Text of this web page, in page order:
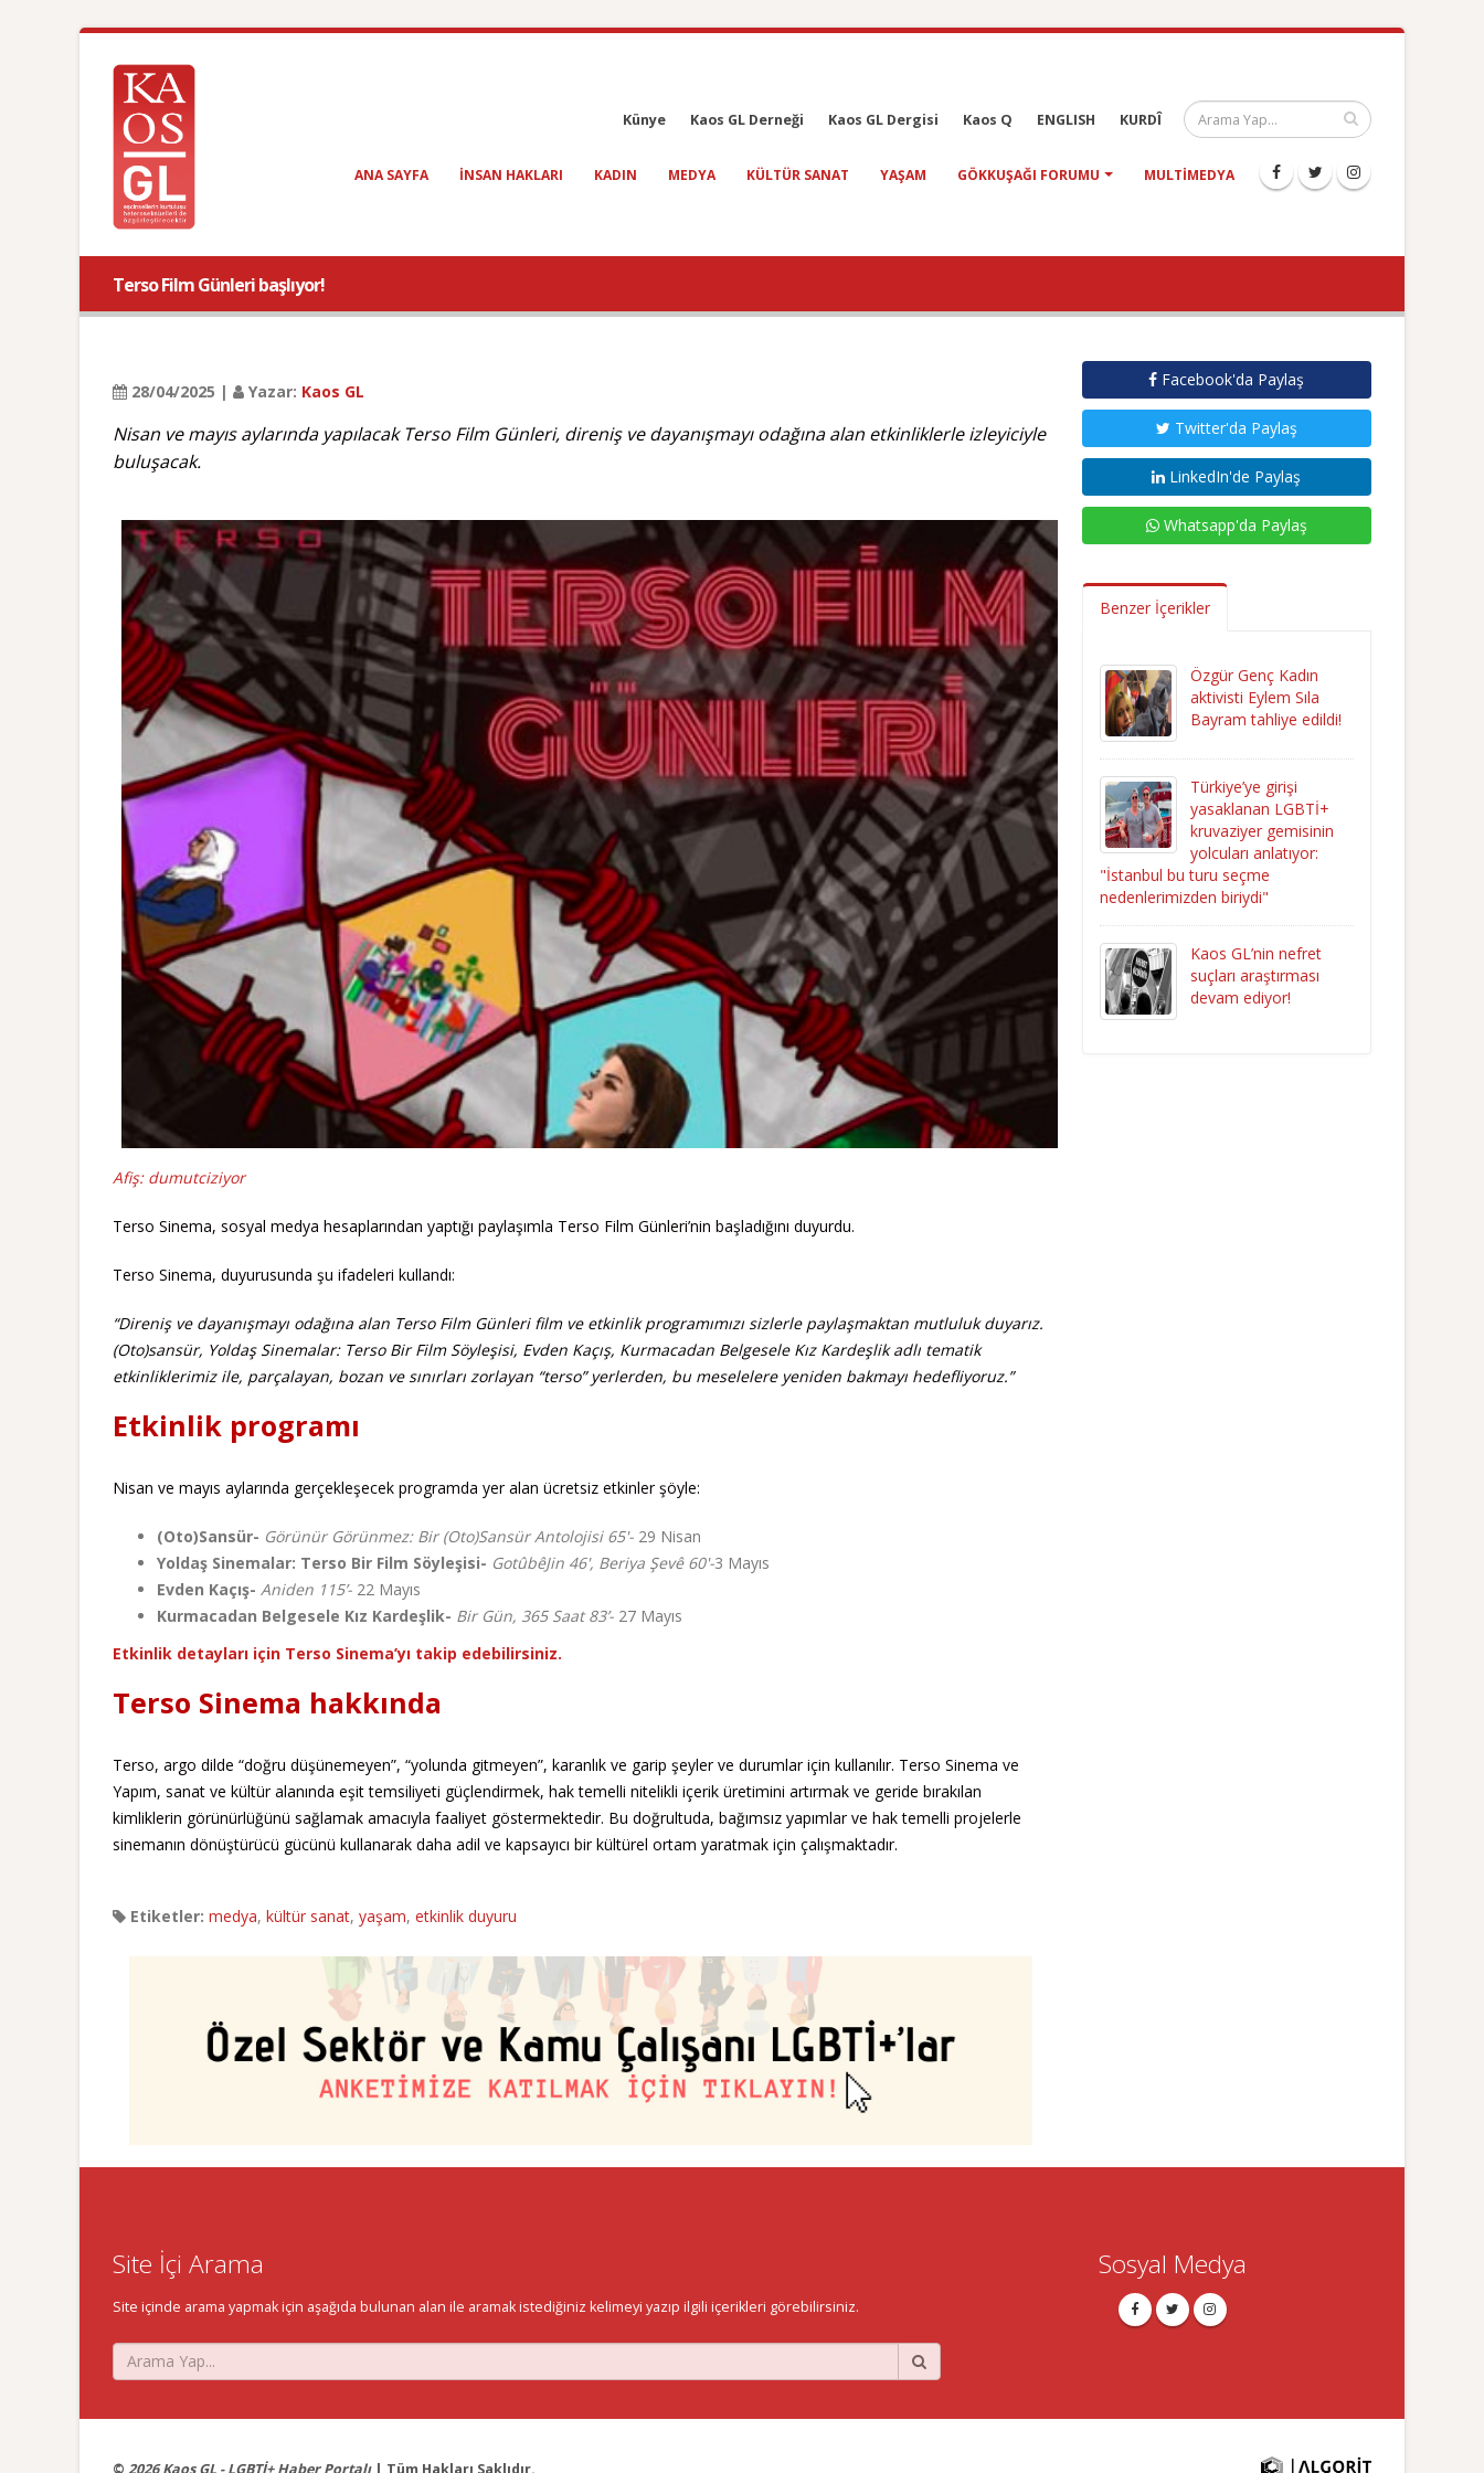
Künye Kaos GL Derneği Kaos GL Dergisi Kaos Q ENGLISH KURDÎ
ANA SAYFA INSAN HAKLARI KADIN MEDYA KÜLTÜR SANAT YAŞAM GÖKKUŞAĞI FORUMU MULTIMEDYA
Terso Film Günleri başlıyor!
28/04/2025 | Yazar: Kaos GL
Nisan ve mayıs aylarında yapılacak Terso Film Günleri, direniş ve dayanışmayı odağına alan etkinliklerle izleyiciyle
buluşacak.
Afiş: dumutciziyor
Terso Sinema, sosyal medya hesaplarından yaptığı paylaşımla Terso Film Günleri’nin başladığını duyurdu.
Terso Sinema, duyurusunda şu ifadeleri kullandı:
“Direniş ve dayanışmayı odağına alan Terso Film Günleri film ve etkinlik programımızı sizlerle paylaşmaktan mutluluk duyarız.
(Oto)sansür, Yoldaş Sinemalar: Terso Bir Film Söyleşisi, Evden Kaçış, Kurmacadan Belgesele Kız Kardeşlik adlı tematik
etkinliklerimiz ile, parçalayan, bozan ve sınırları zorlayan “terso” yerlerden, bu meselelere yeniden bakmayı hedefliyoruz.”
Etkinlik programı
Nisan ve mayıs aylarında gerçekleşecek programda yer alan ücretsiz etkinler şöyle:
(Oto)Sansür- Görünür Görünmez: Bir (Oto)Sansür Antolojisi 65'- 29 Nisan
Yoldaş Sinemalar: Terso Bir Film Söyleşisi- GotûbêJin 46', Beriya Şevê 60'-3 Mayıs
Evden Kaçış- Aniden 115’- 22 Mayıs
Kurmacadan Belgesele Kız Kardeşlik- Bir Gün, 365 Saat 83’- 27 Mayıs
Etkinlik detayları için Terso Sinema’yı takip edebilirsiniz.
Terso Sinema hakkında
Terso, argo dilde “doğru düşünemeyen”, “yolunda gitmeyen”, karanlık ve garip şeyler ve durumlar için kullanılır. Terso Sinema ve
Yapım, sanat ve kültür alanında eşit temsiliyeti güçlendirmek, hak temelli nitelikli içerik üretimini artırmak ve geride bırakılan
kimliklerin görünürlüğünü sağlamak amacıyla faaliyet göstermektedir. Bu doğrultuda, bağımsız yapımlar ve hak temelli projelerle
sinemanın dönüştürücü gücünü kullanarak daha adil ve kapsayıcı bir kültürel ortam yaratmak için çalışmaktadır.
Etiketler: medya, kültür sanat, yaşam, etkinlik duyuru
Facebook'da Paylaş
Twitter'da Paylaş
LinkedIn'de Paylaş
Whatsapp'da Paylaş
Benzer İçerikler
Özgür Genç Kadın
aktivisti Eylem Sıla
Bayram tahliye edildi!
Türkiye’ye girişi
yasaklanan LGBTİ+
kruvaziyer gemisinin
yolcuları anlatıyor:
"İstanbul bu turu seçme
nedenlerimizden biriydi"
Kaos GL’nin nefret
suçları araştırması
devam ediyor!
Site İçi Arama
Site içinde arama yapmak için aşağıda bulunan alan ile aramak istediğiniz kelimeyi yazıp ilgili içerikleri görebilirsiniz.
Sosyal Medya
© 2026 Kaos GL - LGBTİ+ Haber Portalı| Tüm Hakları Saklıdır.